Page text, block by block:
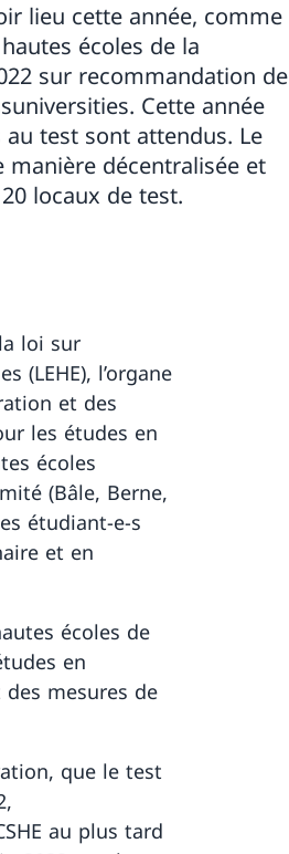
lieu cette année, comme
écoles de la
sur recommandation de
Cette année
test sont attendus. Le
manière décentralisée et
locaux de test.
loi sur
(LEHE), l’organe
et des
les études en
écoles
(Bâle, Berne,
étudiant-e-s
et en
écoles de
en
mesures de
que le test
au plus tard